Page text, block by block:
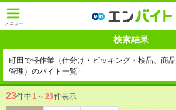
メニュー
検索結果
町田で軽作業（仕分け・ピッキング・検品、商品
管理）のバイト一覧
23件中1 ～ 23件表示